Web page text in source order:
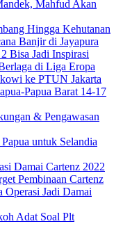
Mahfud Akan
Hingga Kehutanan
Banjir di Jayapura
Bisa Jadi Inspirasi
di Liga Eropa
ke PTUN Jakarta
Papua Barat 14-17
& Pengawasan
untuk Selandia
Damai Cartenz 2022
Pembinaan Cartenz
Jadi Damai
Adat Soal Plt